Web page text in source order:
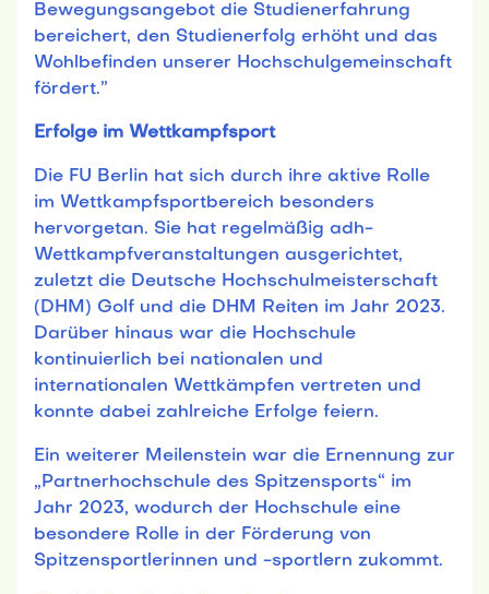
Bewegungsangebot die Studienerfahrung
bereichert, den Studienerfolg erhöht und das
Wohlbefinden unserer Hochschulgemeinschaft
fördert.”
Erfolge im Wettkampfsport
Die FU Berlin hat sich durch ihre aktive Rolle
im Wettkampfsportbereich besonders
hervorgetan. Sie hat regelmäßig adh-
Wettkampfveranstaltungen ausgerichtet,
zuletzt die Deutsche Hochschulmeisterschaft
(DHM) Golf und die DHM Reiten im Jahr 2023.
Darüber hinaus war die Hochschule
kontinuierlich bei nationalen und
internationalen Wettkämpfen vertreten und
konnte dabei zahlreiche Erfolge feiern.
Ein weiterer Meilenstein war die Ernennung zur
„Partnerhochschule des Spitzensports“ im
Jahr 2023, wodurch der Hochschule eine
besondere Rolle in der Förderung von
Spitzensportlerinnen und -sportlern zukommt.